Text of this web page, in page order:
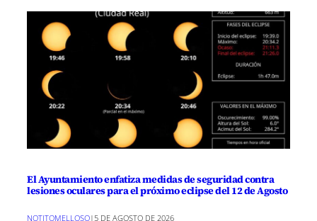
El Ayuntamiento enfatiza medidas de seguridad contra
lesiones oculares para el próximo eclipse del 12 de Agosto
NOTITOMELLOSO| 5 DE AGOSTO DE 2026